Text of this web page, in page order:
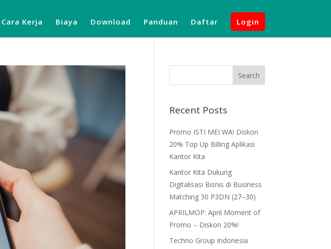
Cara Kerja Biaya Download Panduan Daftar Login
Recent Posts
Promo ISTI MEI WA! Diskon
20% Top Up Billing Aplikasi
Kantor Kita
Kantor Kita Dukung
Digitalisasi Bisnis di Business
Matching 30 P3DN (27–30)
APRILMOP: April Moment of
Promo – Diskon 20%!
Techno Group Indonesia